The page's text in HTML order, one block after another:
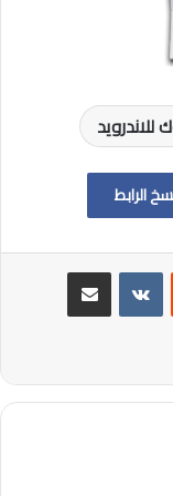
الرابط
مشاركة عبر البريد